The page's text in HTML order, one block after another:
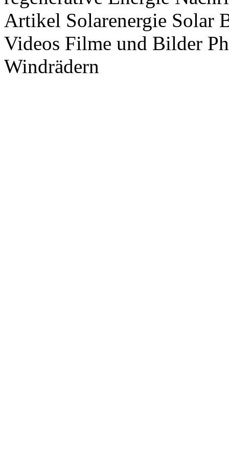
Artikel Solarenergie Solar
Videos Filme und Bilder
Windrädern